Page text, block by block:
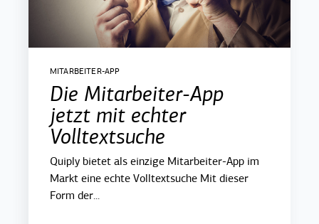
MITARBEITER-APP
Die Mitarbeiter-App
jetzt mit echter
Volltextsuche
Quiply bietet als einzige Mitarbeiter-App im
Markt eine echte Volltextsuche Mit dieser
Form der...